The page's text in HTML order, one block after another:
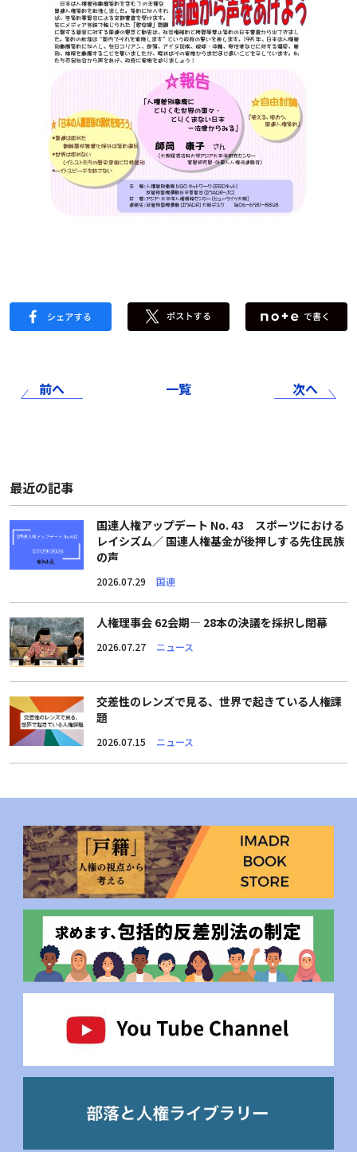
前へ 一覧 次へ
最近の記事
国連人権アップデート No. 43 スポーツにおける
レイシズム／ 国連人権基金が後押しする先住民族
の声
2026.07.29 国連
人権理事会 62会期― 28本の決議を採択し閉幕
2026.07.27 ニュース
交差性のレンズで見る、世界で起きている人権課
題
2026.07.15 ニュース